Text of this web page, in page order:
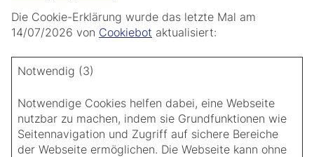
Die Cookie-Erklärung wurde das letzte Mal am
14/07/2026 von Cookiebot aktualisiert:
Notwendig (3)
Notwendige Cookies helfen dabei, eine Webseite
nutzbar zu machen, indem sie Grundfunktionen wie
Seitennavigation und Zugriff auf sichere Bereiche
der Webseite ermöglichen. Die Webseite kann ohne